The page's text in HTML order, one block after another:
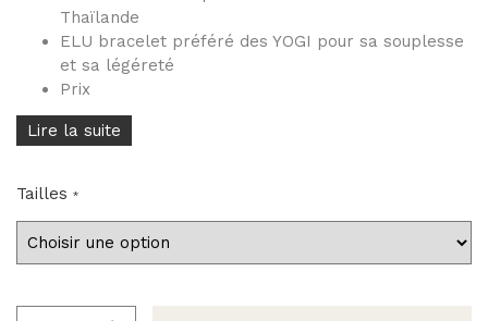
Joncs bouddhistes :
combien en porter ?
Joncs Bouddhistes:
comment sont ils bénis
BRACELETS FINS
"Les Discrets"
37 coloris
Sélection Mix'n
Match
Bracelets en corne
100% naturels
Thaïlande
ELU bracelet préféré des YOGI pour sa souplesse
et sa légéreté
Prix
Lire la suite
Tailles